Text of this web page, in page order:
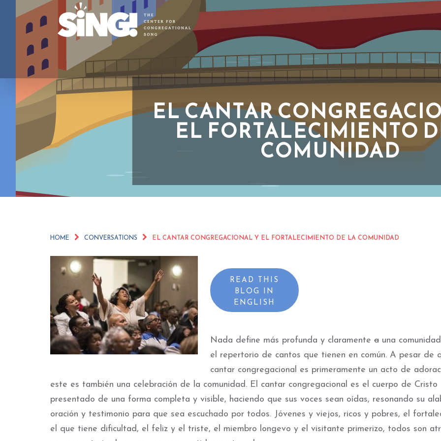
EL CANTAR
EL FORTALECIMIENTO
COMUNIDAD
HOME CONVERSATIONS EL CANTAR CONGREGACIONAL Y EL FORTALECIMIENTO DE LA COMUNIDAD
READ THIS
BLOG IN
ENGLISH
Nada define más profunda y claramente a una
el repertorio de cantos que tienen en común. A pesar de
cantar congregacional es primeramente un acto de
este es también una celebración de la comunidad. El cantar congregacional es el cuerpo de Cristo
presentado de una forma completa y visible, haciendo que sus voces sean oídas, resonando su
oración y testimonio para que sea escuchado por todos. Jóvenes y viejos, ricos y pobres, el
el que tiene dificultad, el feliz y el triste, el miembro longevo y el visitante primerizo, todos son